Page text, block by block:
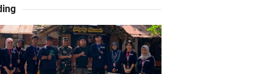
di